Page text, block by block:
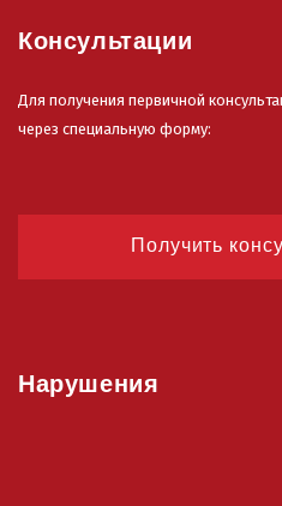
Консультации
Для получения первичной
через специальную форму:
Получить
Нарушения